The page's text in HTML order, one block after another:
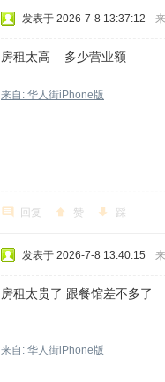
发表于 2026-7-8 13:37:12
房租太高 多少营业额
来自: 华人街iPhone版
回复 赞 踩
发表于 2026-7-8 13:40:15
房租太贵了 跟餐馆差不多了
来自: 华人街iPhone版